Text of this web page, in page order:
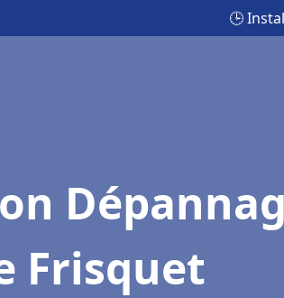
🕒
Frisquet